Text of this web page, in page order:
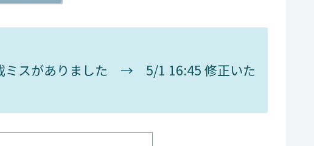
ミスがありました → 5/1 16:45 修正いた